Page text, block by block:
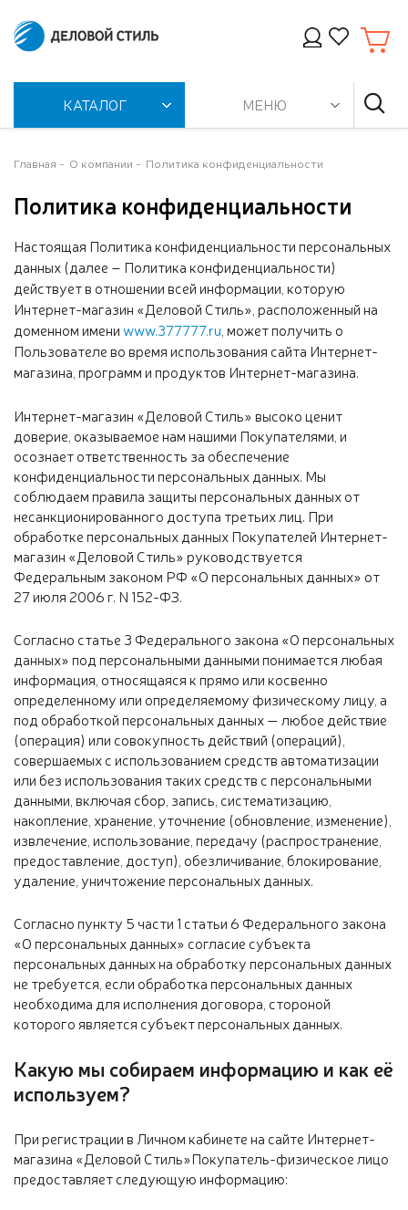
КАТАЛОГ МЕНЮ
Главная О компании Политика конфиденциальности
Политика конфиденциальности
Настоящая Политика конфиденциальности персональных
данных (далее – Политика конфиденциальности)
действует в отношении всей информации, которую
Интернет-магазин «Деловой Стиль», расположенный на
доменном имениwww.377777.ru , может получить о
Пользователе во время использования сайта Интернет-
магазина, программ и продуктов Интернет-магазина.
Интернет-магазин «Деловой Стиль» высоко ценит
доверие, оказываемое нам нашими Покупателями, и
осознает ответственность за обеспечение
конфиденциальности персональных данных. Мы
соблюдаем правила защиты персональных данных от
несанкционированного доступа третьих лиц. При
обработке персональных данных Покупателей Интернет-
магазин «Деловой Стиль» руководствуется
Федеральным законом РФ «О персональных данных» от
27 июля 2006 г. N 152-ФЗ.
Согласно статье 3 Федерального закона «О персональных
данных» под персональными данными понимается любая
информация, относящаяся к прямо или косвенно
определенному или определяемому физическому лицу, а
под обработкой персональных данных — любое действие
(операция) или совокупность действий (операций),
совершаемых с использованием средств автоматизации
или без использования таких средств с персональными
данными, включая сбор, запись, систематизацию,
накопление, хранение, уточнение (обновление, изменение),
извлечение, использование, передачу (распространение,
предоставление, доступ), обезличивание, блокирование,
удаление, уничтожение персональных данных.
Согласно пункту 5 части 1 статьи 6 Федерального закона
«О персональных данных» согласие субъекта
персональных данных на обработку персональных данных
не требуется, если обработка персональных данных
необходима для исполнения договора, стороной
которого является субъект персональных данных.
Какую мы собираем информацию и как её
используем?
При регистрации в Личном кабинете на сайте Интернет-
магазина «Деловой Стиль»Покупатель-физическое лицо
предоставляет следующую информацию: